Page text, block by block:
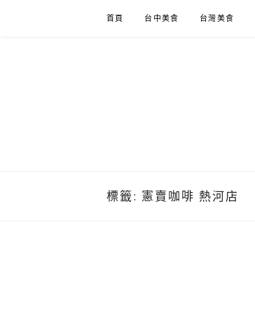
首頁 台中美食 台灣美食
標籤: 憲賣咖啡 熱河店